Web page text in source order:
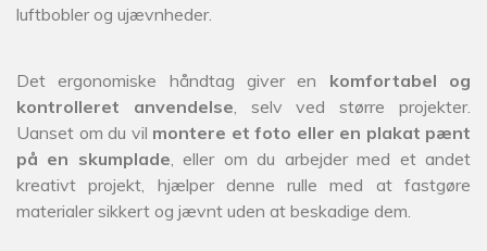
luftbobler og ujævnheder.
Det ergonomiske håndtag giver en komfortabel og
kontrolleret anvendelse , selv ved større projekter.
Uanset om du vil montere et foto eller en plakat pænt
på en skumplade , eller om du arbejder med et andet
kreativt projekt, hjælper denne rulle med at fastgøre
materialer sikkert og jævnt uden at beskadige dem.